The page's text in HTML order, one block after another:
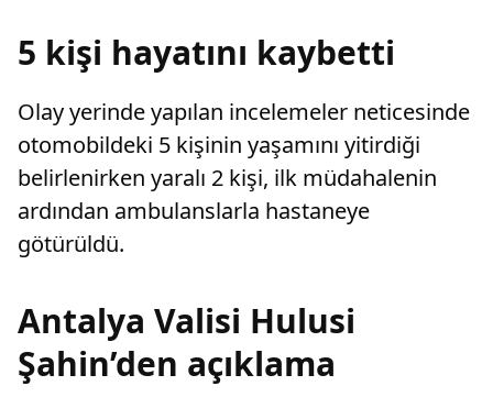
5 kişi hayatını kaybetti
Olay yerinde yapılan incelemeler neticesinde
otomobildeki 5 kişinin yaşamını yitirdiği
belirlenirken yaralı 2 kişi, ilk müdahalenin
ardından ambulanslarla hastaneye
götürüldü.
Antalya Valisi Hulusi
Şahin’den açıklama